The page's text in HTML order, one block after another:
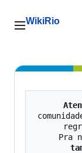
Menu principal
WikiRio